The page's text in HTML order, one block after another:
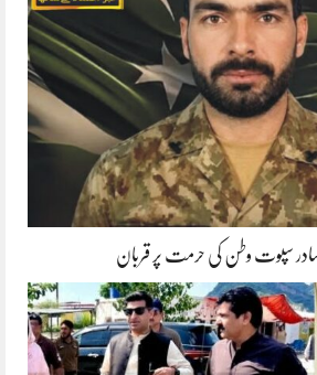
سپوت وطن کی حرمت پر قربان